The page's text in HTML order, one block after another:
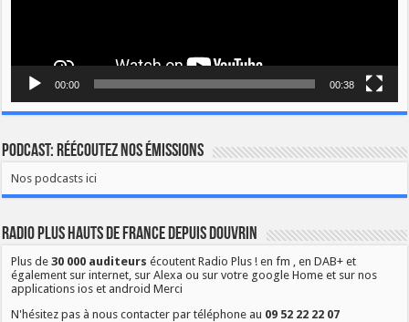
00:00 00:38
Podcast: Réécoutez nos émissions
Nos podcasts ici
Radio Plus Hauts de France depuis Douvrin
Plus de30 000 auditeurs écoutent Radio Plus ! en fm , en DAB+ et
également sur internet, sur Alexa ou sur votre google Home et sur nos
applications ios et android Merci
N'hésitez pas à nous contacter par téléphone au 09 52 22 22 07